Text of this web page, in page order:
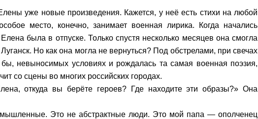
уже новые произведения. Кажется, у неё есть стихи на любой
место, конечно, занимает военная лирика. Когда начались
была в отпуске. Только спустя несколько месяцев она смогла
Но как она могла не вернуться? Под обстрелами, при свечах
невыносимых условиях и рождалась та самая военная поэзия,
со сцены во многих российских городах.
откуда вы берёте героев? Где находите эти образы?» Она
Это не абстрактные люди. Это мой папа — ополченец